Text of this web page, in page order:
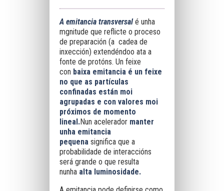
A emitancia transversalé unha
mgnitude que reflicte o proceso
de preparación (a cadea de
inxección) extendéndoo ata a
fonte de protóns. Un feixe
con baixa emitancia é un feixe
no que as partículas
confinadas están moi
agrupadas e con valores moi
próximos de momento
lineal.Nun acelerador manter
unha emitancia
pequena significa que a
probabilidade de interaccións
será grande o que resulta
nunha alta luminosidade.